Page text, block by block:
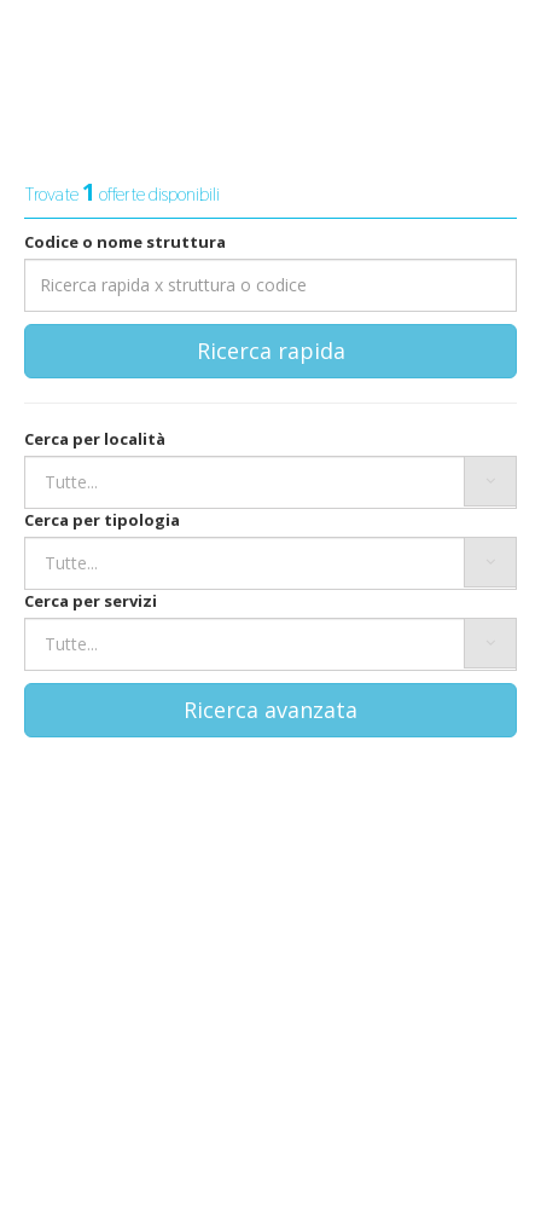
Trovate1 offerte disponibili
Codice o nome struttura
Ricerca rapida
Cerca per località
Cerca per tipologia
Cerca per servizi
Ricerca avanzata